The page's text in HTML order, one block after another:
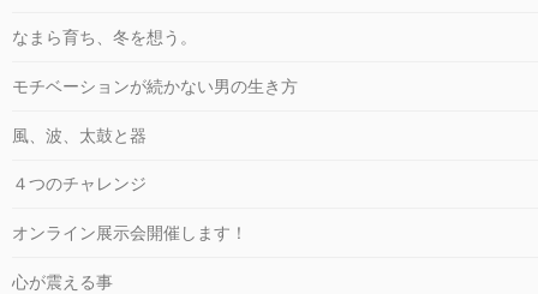
なまら育ち、冬を想う。
モチベーションが続かない男の生き方
風、波、太鼓と器
４つのチャレンジ
オンライン展示会開催します！
心が震える事